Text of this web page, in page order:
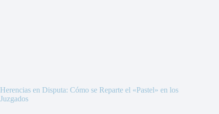
Herencias en Disputa: Cómo se Reparte el «Pastel» en los
Juzgados